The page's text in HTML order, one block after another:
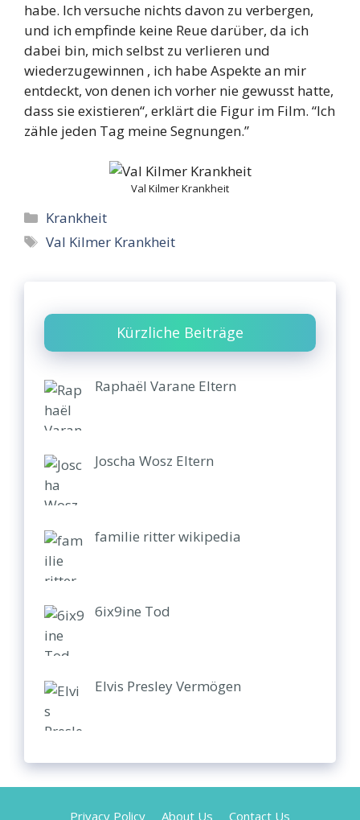
habe. Ich versuche nichts davon zu verbergen,
und ich empfinde keine Reue darüber, da ich
dabei bin, mich selbst zu verlieren und
wiederzugewinnen , ich habe Aspekte an mir
entdeckt, von denen ich vorher nie gewusst hatte,
dass sie existieren“, erklärt die Figur im Film. “Ich
zähle jeden Tag meine Segnungen.”
Val Kilmer Krankheit
Categories
Krankheit
Tags
Val Kilmer Krankheit
Kürzliche Beiträge
Raphaël Varane Eltern
Joscha Wosz Eltern
familie ritter wikipedia
6ix9ine Tod
Elvis Presley Vermögen
Privacy Policy About Us Contact Us